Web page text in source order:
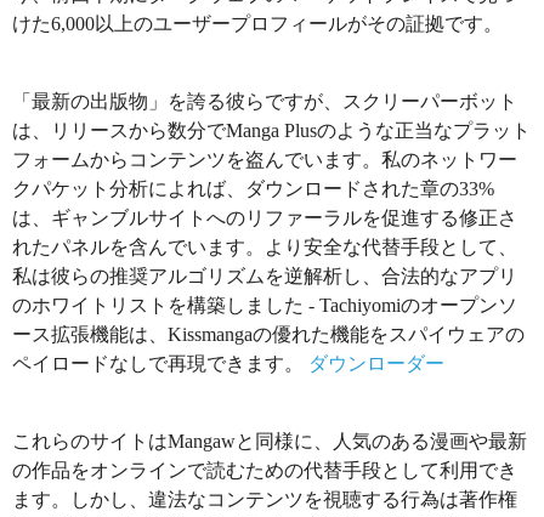
けた6,000以上のユーザープロフィールがその証拠です。
「最新の出版物」を誇る彼らですが、スクリーパーボット
は、リリースから数分でManga Plusのような正当なプラット
フォームからコンテンツを盗んでいます。私のネットワー
クパケット分析によれば、ダウンロードされた章の33%
は、ギャンブルサイトへのリファーラルを促進する修正さ
れたパネルを含んでいます。より安全な代替手段として、
私は彼らの推奨アルゴリズムを逆解析し、合法的なアプリ
のホワイトリストを構築しました - Tachiyomiのオープンソ
ース拡張機能は、Kissmangaの優れた機能をスパイウェアの
ペイロードなしで再現できます。
ダウンローダー
これらのサイトはMangawと同様に、人気のある漫画や最新
の作品をオンラインで読むための代替手段として利用でき
ます。しかし、違法なコンテンツを視聴する行為は著作権